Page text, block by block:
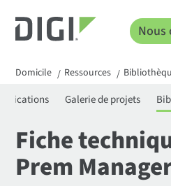
Nous
Domicile / Ressources /
Galerie de projets
Fiche
Prem